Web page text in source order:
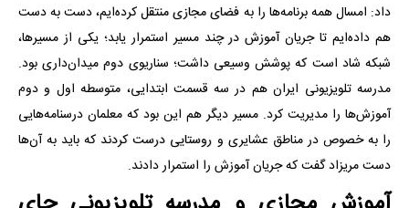
داد: امسال همه برنامه‌ها را به فضای مجازی منتقل کرده‌ایم، دست به دست
هم داده‌ایم تا جریان آموزش در چند مسیر استمرار یابد؛ یکی از مسیرها،
شبکه شاد است که پوشش وسیعی داشت؛ سناریوی دوم میدان‌داری بود.
مدرسه تلویزیونی ایران هم در سه قسمت ابتدایی، متوسطه اول و دوم
آموزش‌ها را مدیریت کرد. مسیر دیگر هم این بود که معلمان درسنامه‌هایی
را به خصوص در مناطق عشایری و روستایی درست کردند که باید به آن‌ها
دست مریزاد گفت که جریان آموزش را استمرار دادند.